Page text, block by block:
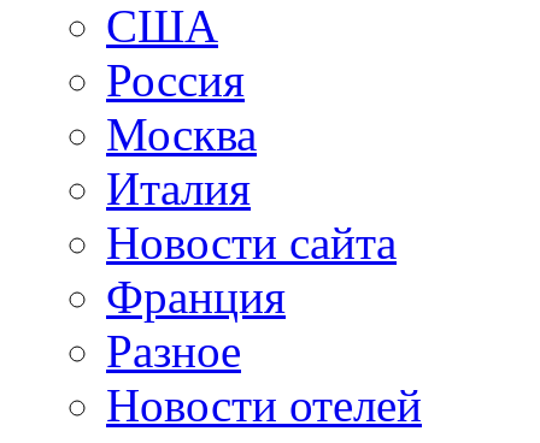
США
Россия
Москва
Италия
Новости сайта
Франция
Разное
Новости отелей